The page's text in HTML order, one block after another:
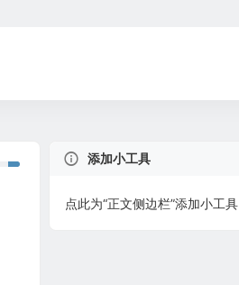
添加小工具
点此为“正文侧边栏”添加小工具